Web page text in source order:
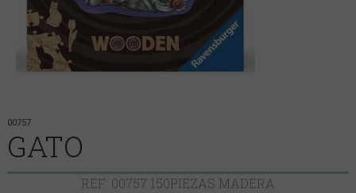
00757
GATO
REF: 00757 150PIEZAS MADERA